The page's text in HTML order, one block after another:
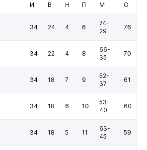
И В Н П М О
34 24 4 6
74-
29
76
34 22 4 8
66-
35
70
34 18 7 9
52-
37
61
34 18 6 10
53-
40
60
34 18 5 11
63-
45
59